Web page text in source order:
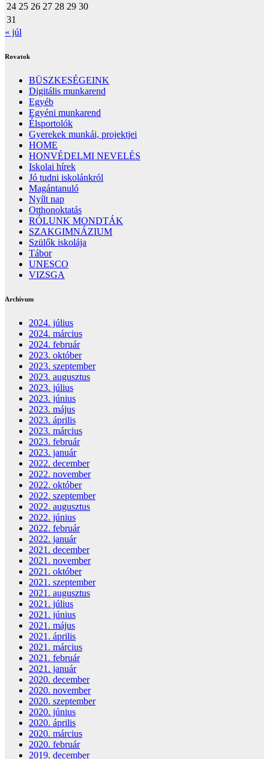
24 25 26 27 28 29 30
31
« júl
Rovatok
BÜSZKESÉGEINK
Digitális munkarend
Egyéb
Egyéni munkarend
Élsportolók
Gyerekek munkái, projektjei
HOME
HONVÉDELMI NEVELÉS
Iskolai hírek
Jó tudni iskolánkról
Magántanuló
Nyílt nap
Otthonoktatás
RÓLUNK MONDTÁK
SZAKGIMNÁZIUM
Szülők iskolája
Tábor
UNESCO
VIZSGA
Archívum
2024. július
2024. március
2024. február
2023. október
2023. szeptember
2023. augusztus
2023. július
2023. június
2023. május
2023. április
2023. március
2023. február
2023. január
2022. december
2022. november
2022. október
2022. szeptember
2022. augusztus
2022. június
2022. február
2022. január
2021. december
2021. november
2021. október
2021. szeptember
2021. augusztus
2021. július
2021. június
2021. május
2021. április
2021. március
2021. február
2021. január
2020. december
2020. november
2020. szeptember
2020. június
2020. április
2020. március
2020. február
2019. december